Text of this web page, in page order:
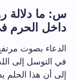
س: ما دلالة
داخل الحرم
الدعاء بصوت
في التوسل إلى
إلى أن هذا